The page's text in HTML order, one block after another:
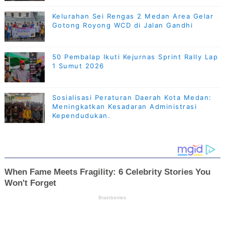
Kelurahan Sei Rengas 2 Medan Area Gelar
Gotong Royong WCD di Jalan Gandhi
50 Pembalap Ikuti Kejurnas Sprint Rally Lap
1 Sumut 2026
Sosialisasi Peraturan Daerah Kota Medan:
Meningkatkan Kesadaran Administrasi
Kependudukan.